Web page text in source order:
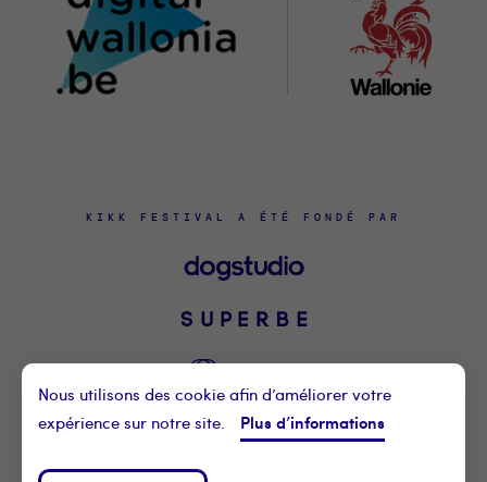
KIKK FESTIVAL A ÉTÉ FONDÉ PAR
©2021 KIKK ASBL
CONTACTEZ-NOUS
Nous utilisons des cookie afin d’améliorer votre
expérience sur notre site.
Plus d’informations